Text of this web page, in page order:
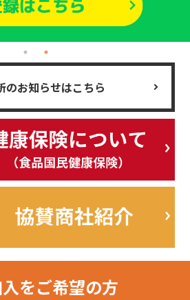
のお知らせはこちら
をご希望の方